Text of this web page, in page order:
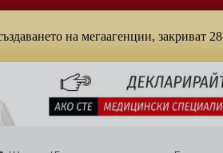
на мегаагенции, закриват 28-те РЗИ